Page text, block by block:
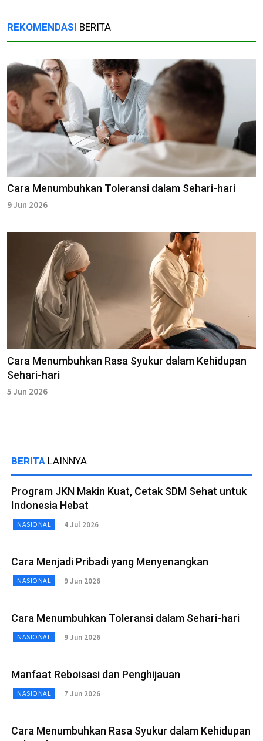
REKOMENDASI BERITA
Cara Menumbuhkan Toleransi dalam Sehari-hari
9 Jun 2026
Cara Menumbuhkan Rasa Syukur dalam Kehidupan
Sehari-hari
5 Jun 2026
BERITA LAINNYA
Program JKN Makin Kuat, Cetak SDM Sehat untuk
Indonesia Hebat
NASIONAL 4 Jul 2026
Cara Menjadi Pribadi yang Menyenangkan
NASIONAL 9 Jun 2026
Cara Menumbuhkan Toleransi dalam Sehari-hari
NASIONAL 9 Jun 2026
Manfaat Reboisasi dan Penghijauan
NASIONAL 7 Jun 2026
Cara Menumbuhkan Rasa Syukur dalam Kehidupan